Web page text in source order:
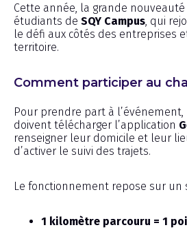
Cette année, la grande nouveauté
étudiants de SQY Campus , qui
le défi aux côtés des entreprises
territoire.
Comment participer au
Pour prendre part à
doivent télécharger l’application
renseigner leur domicile et leur
d’activer le suivi des trajets.
Le fonctionnement repose sur un
1 kilomètre parcouru = 1